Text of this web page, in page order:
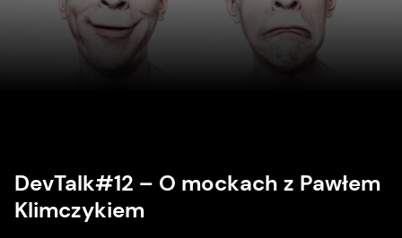
DevTalk#12 – O mockach z Pawłem
Klimczykiem